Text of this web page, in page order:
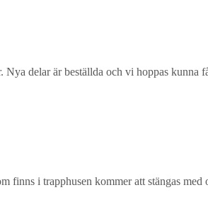
delar är beställda och vi hoppas
finns i trapphusen kommer att stängas med